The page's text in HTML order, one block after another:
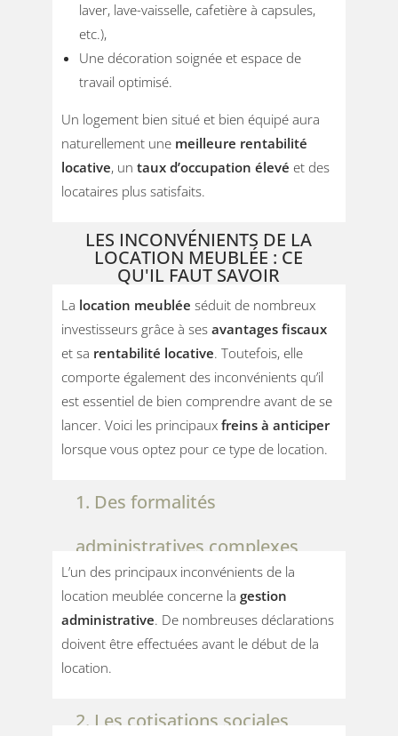
laver, lave-vaisselle, cafetière à capsules,
etc.),
Une décoration soignée et espace de
travail optimisé.
Un logement bien situé et bien équipé aura
naturellement une meilleure rentabilité
locative, un taux d’occupation élevé et des
locataires plus satisfaits.
LES INCONVÉNIENTS DE LA
LOCATION MEUBLÉE : CE
QU'IL FAUT SAVOIR
La location meublée séduit de nombreux
investisseurs grâce à ses avantages fiscaux
et sa rentabilité locative. Toutefois, elle
comporte également des inconvénients qu’il
est essentiel de bien comprendre avant de se
lancer. Voici les principaux freins à anticiper
lorsque vous optez pour ce type de location.
1. Des formalités
administratives complexes
L’un des principaux inconvénients de la
location meublée concerne la gestion
administrative. De nombreuses déclarations
doivent être effectuées avant le début de la
location.
2. Les cotisations sociales